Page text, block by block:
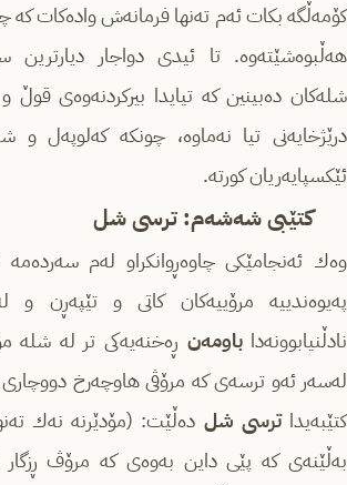
كۆمەڵگە بكات ئەم تەنھا فرمانەش وادەكات كە
ھەڵبوەشێتەوە. تا ئیدی دواجار دیارترین
شلەكان دەبینین كە تیایدا بیركردنەوەی قوڵ و
درێژخایەنی تیا نەماوە، چونكە كەلوپەل و
ئێكسپایەریان كورتە.
كتێبی شەشەم: ترسی شل
وەك ئەنجامێكی چاوەڕوانكراو لەم سەردەمە
پەیوەندییە مرۆییەكان كاتی و تێپەڕن و
نادڵنیابوونەداباومەن ڕەخنەیەكی تر لە شلە
لەسەر ئەو ترسەی كە مرۆڤی ھاوچەرخ دووچاری
كتێبەیداترسی شل دەڵێت: (مۆدێرنە نەك
بەڵێنەی كە پێی داین بەوەی كە مرۆڤ